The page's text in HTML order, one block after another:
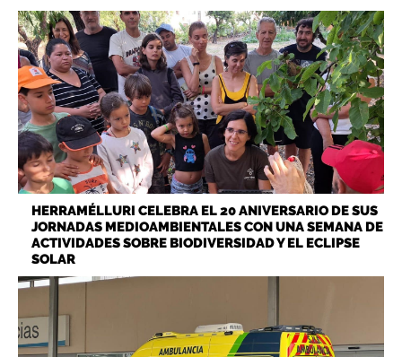
HERRAMÉLLURI CELEBRA EL 20 ANIVERSARIO DE SUS
JORNADAS MEDIOAMBIENTALES CON UNA SEMANA DE
ACTIVIDADES SOBRE BIODIVERSIDAD Y EL ECLIPSE
SOLAR